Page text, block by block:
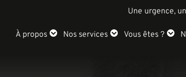
Une urgence,
À propos Nos services Vous êtes ?